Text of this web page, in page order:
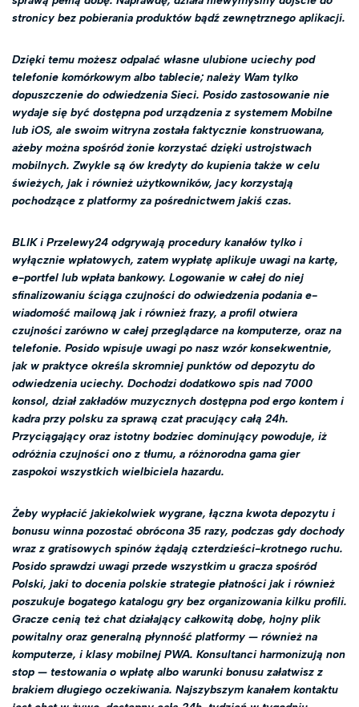
stronicy bez pobierania produktów bądź zewnętrznego aplikacji.
Dzięki temu możesz odpalać własne ulubione uciechy pod
telefonie komórkowym albo tablecie; należy Wam tylko
dopuszczenie do odwiedzenia Sieci. Posido zastosowanie nie
wydaje się być dostępna pod urządzenia z systemem Mobilne
lub iOS, ale swoim witryna została faktycznie konstruowana,
ażeby można spośród żonie korzystać dzięki ustrojstwach
mobilnych. Zwykle są ów kredyty do kupienia także w celu
świeżych, jak i również użytkowników, jacy korzystają
pochodzące z platformy za pośrednictwem jakiś czas.
BLIK i Przelewy24 odgrywają procedury kanałów tylko i
wyłącznie wpłatowych, zatem wypłatę aplikuje uwagi na kartę,
e-portfel lub wpłata bankowy. Logowanie w całej do niej
sfinalizowaniu ściąga czujności do odwiedzenia podania e-
wiadomość mailową jak i również frazy, a profil otwiera
czujności zarówno w całej przeglądarce na komputerze, oraz na
telefonie. Posido wpisuje uwagi po nasz wzór konsekwentnie,
jak w praktyce określa skromniej punktów od depozytu do
odwiedzenia uciechy. Dochodzi dodatkowo spis nad 7000
konsol, dział zakładów muzycznych dostępna pod ergo kontem i
kadra przy polsku za sprawą czat pracujący całą 24h.
Przyciągający oraz istotny bodziec dominujący powoduje, iż
odróżnia czujności ono z tłumu, a różnorodna gama gier
zaspokoi wszystkich wielbiciela hazardu.
Żeby wypłacić jakiekolwiek wygrane, łączna kwota depozytu i
bonusu winna pozostać obrócona 35 razy, podczas gdy dochody
wraz z gratisowych spinów żądają czterdzieści-krotnego ruchu.
Posido sprawdzi uwagi przede wszystkim u gracza spośród
Polski, jaki to docenia polskie strategie płatności jak i również
poszukuje bogatego katalogu gry bez organizowania kilku profili.
Gracze cenią też chat działający całkowitą dobę, hojny plik
powitalny oraz generalną płynność platformy — również na
komputerze, i klasy mobilnej PWA. Konsultanci harmonizują non
stop — testowania o wpłatę albo warunki bonusu załatwisz z
brakiem długiego oczekiwania. Najszybszym kanałem kontaktu